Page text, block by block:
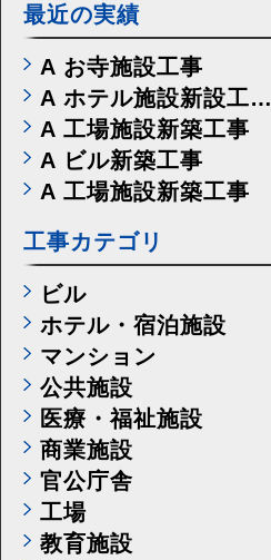
最近の実績
A お寺施設工事
A ホテル施設新設工…
A 工場施設新築工事
A ビル新築工事
A 工場施設新築工事
工事カテゴリ
ビル
ホテル・宿泊施設
マンション
公共施設
医療・福祉施設
商業施設
官公庁舎
工場
教育施設